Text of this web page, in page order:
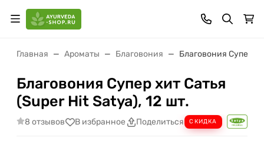
Главная Ароматы Благовония Благовония Супер
Благовония Супер хит Сатья
(Super Hit Satya), 12 шт.
8 отзывов В избранное Поделиться СКИДКА